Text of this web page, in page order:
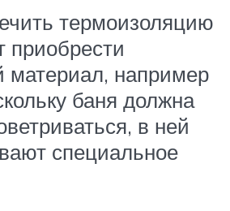
термоизоляцию
приобрести
материал, например
баня должна
в ней
специальное